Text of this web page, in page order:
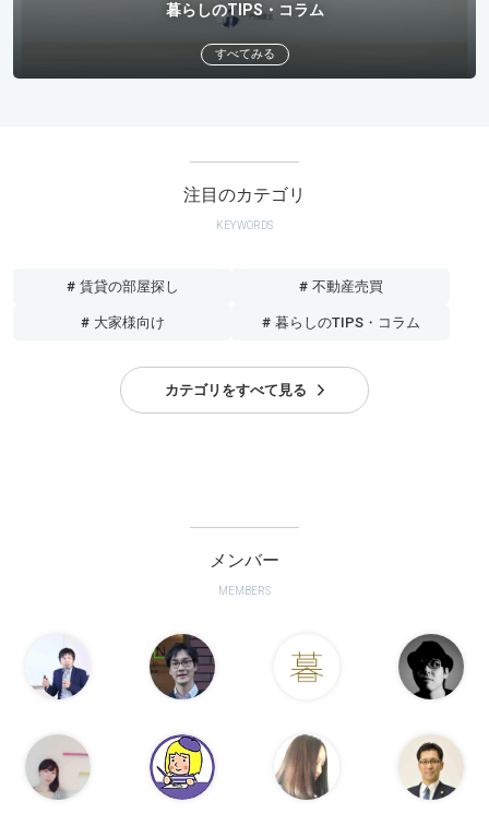
暮らしのTIPS・コラム
すべてみる
注目のカテゴリ
KEYWORDS
# 賃貸の部屋探し # 不動産売買
# 大家様向け # 暮らしのTIPS・コラム
カテゴリをすべて見る
メンバー
MEMBERS